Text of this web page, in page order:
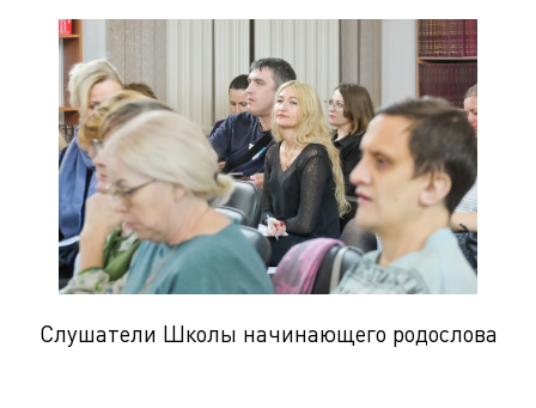
Слушатели Школы начинающего родослова